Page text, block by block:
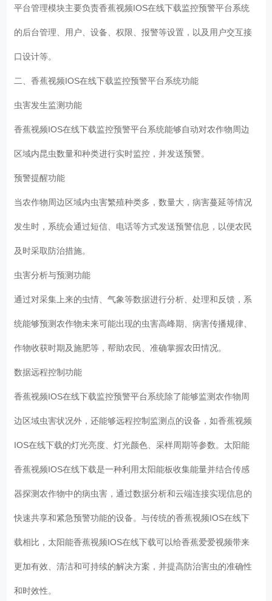
平台管理模块主要负责香蕉视频IOS在线下载监控预警平台系统
的后台管理、用户、设备、权限、报警等设置，以及用户交互接
口设计等。
二、香蕉视频IOS在线下载监控预警平台系统功能
虫害发生监测功能
香蕉视频IOS在线下载监控预警平台系统能够自动对农作物周边
区域内昆虫数量和种类进行实时监控，并发送预警。
预警提醒功能
当农作物周边区域内虫害繁殖种类多，数量大，病害蔓延等情况
发生时，系统会通过短信、电话等方式发送预警信息，以便农民
及时采取防治措施。
虫害分析与预测功能
通过对采集上来的虫情、气象等数据进行分析、处理和反馈，系
统能够预测农作物未来可能出现的虫害高峰期、病害传播规律、
作物收获时期及施肥等，帮助农民、准确掌握农田情况。
数据远程控制功能
香蕉视频IOS在线下载监控预警平台系统除了能够监测农作物周
边区域虫害状况外，还能够远程控制监测点的设备，如香蕉视频
IOS在线下载的灯光亮度、灯光颜色、采样周期等参数。太阳能
香蕉视频IOS在线下载是一种利用太阳能板收集能量并结合传感
器探测农作物中的病虫害，通过数据分析和云端连接实现信息的
快速共享和紧急预警功能的设备。与传统的香蕉视频IOS在线下
载相比，太阳能香蕉视频IOS在线下载可以给香蕉爱爱视频带来
更加有效、清洁和可持续的解决方案，并提高防治害虫的准确性
和时效性。